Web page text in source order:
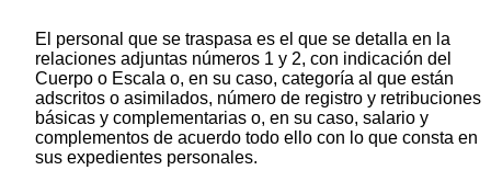
El personal que se traspasa es el que se detalla en la
relaciones adjuntas números 1 y 2, con indicación del
Cuerpo o Escala o, en su caso, categoría al que están
adscritos o asimilados, número de registro y retribuciones
básicas y complementarias o, en su caso, salario y
complementos de acuerdo todo ello con lo que consta en
sus expedientes personales.